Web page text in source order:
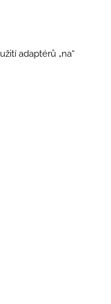
adaptérů „na“